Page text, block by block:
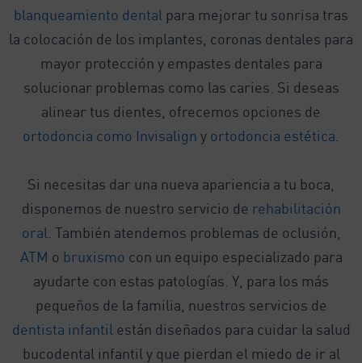
blanqueamiento dental para mejorar tu sonrisa tras
la colocación de los implantes, coronas dentales para
mayor protección y empastes dentales para
solucionar problemas como las caries. Si deseas
alinear tus dientes, ofrecemos opciones de
ortodoncia como Invisalign y ortodoncia estética
Si necesitas dar una nueva apariencia a tu boca,
disponemos de nuestro servicio de rehabilitación
oral . También atendemos problemas de oclusión,
ATM o bruxismo con un equipo especializado para
ayudarte con estas patologías. Y, para los más
pequeños de la familia, nuestros servicios de
dentista infantil están diseñados para cuidar la salud
bucodental infantil y que pierdan el miedo de ir al